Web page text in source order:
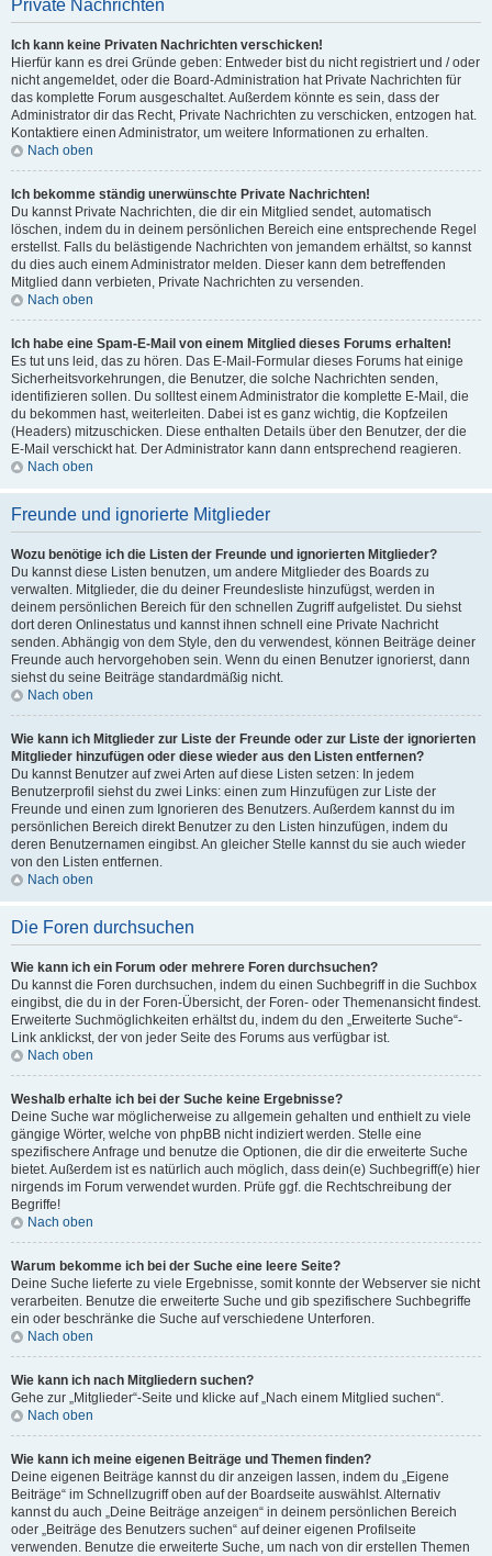
Private Nachrichten
Ich kann keine Privaten Nachrichten verschicken!
Hierfür kann es drei Gründe geben: Entweder bist du nicht registriert und / oder
nicht angemeldet, oder die Board-Administration hat Private Nachrichten für
das komplette Forum ausgeschaltet. Außerdem könnte es sein, dass der
Administrator dir das Recht, Private Nachrichten zu verschicken, entzogen hat.
Kontaktiere einen Administrator, um weitere Informationen zu erhalten.
Nach oben
Ich bekomme ständig unerwünschte Private Nachrichten!
Du kannst Private Nachrichten, die dir ein Mitglied sendet, automatisch
löschen, indem du in deinem persönlichen Bereich eine entsprechende Regel
erstellst. Falls du belästigende Nachrichten von jemandem erhältst, so kannst
du dies auch einem Administrator melden. Dieser kann dem betreffenden
Mitglied dann verbieten, Private Nachrichten zu versenden.
Nach oben
Ich habe eine Spam-E-Mail von einem Mitglied dieses Forums erhalten!
Es tut uns leid, das zu hören. Das E-Mail-Formular dieses Forums hat einige
Sicherheitsvorkehrungen, die Benutzer, die solche Nachrichten senden,
identifizieren sollen. Du solltest einem Administrator die komplette E-Mail, die
du bekommen hast, weiterleiten. Dabei ist es ganz wichtig, die Kopfzeilen
(Headers) mitzuschicken. Diese enthalten Details über den Benutzer, der die
E-Mail verschickt hat. Der Administrator kann dann entsprechend reagieren.
Nach oben
Freunde und ignorierte Mitglieder
Wozu benötige ich die Listen der Freunde und ignorierten Mitglieder?
Du kannst diese Listen benutzen, um andere Mitglieder des Boards zu
verwalten. Mitglieder, die du deiner Freundesliste hinzufügst, werden in
deinem persönlichen Bereich für den schnellen Zugriff aufgelistet. Du siehst
dort deren Onlinestatus und kannst ihnen schnell eine Private Nachricht
senden. Abhängig von dem Style, den du verwendest, können Beiträge deiner
Freunde auch hervorgehoben sein. Wenn du einen Benutzer ignorierst, dann
siehst du seine Beiträge standardmäßig nicht.
Nach oben
Wie kann ich Mitglieder zur Liste der Freunde oder zur Liste der ignorierten
Mitglieder hinzufügen oder diese wieder aus den Listen entfernen?
Du kannst Benutzer auf zwei Arten auf diese Listen setzen: In jedem
Benutzerprofil siehst du zwei Links: einen zum Hinzufügen zur Liste der
Freunde und einen zum Ignorieren des Benutzers. Außerdem kannst du im
persönlichen Bereich direkt Benutzer zu den Listen hinzufügen, indem du
deren Benutzernamen eingibst. An gleicher Stelle kannst du sie auch wieder
von den Listen entfernen.
Nach oben
Die Foren durchsuchen
Wie kann ich ein Forum oder mehrere Foren durchsuchen?
Du kannst die Foren durchsuchen, indem du einen Suchbegriff in die Suchbox
eingibst, die du in der Foren-Übersicht, der Foren- oder Themenansicht findest.
Erweiterte Suchmöglichkeiten erhältst du, indem du den „Erweiterte Suche“-
Link anklickst, der von jeder Seite des Forums aus verfügbar ist.
Nach oben
Weshalb erhalte ich bei der Suche keine Ergebnisse?
Deine Suche war möglicherweise zu allgemein gehalten und enthielt zu viele
gängige Wörter, welche von phpBB nicht indiziert werden. Stelle eine
spezifischere Anfrage und benutze die Optionen, die dir die erweiterte Suche
bietet. Außerdem ist es natürlich auch möglich, dass dein(e) Suchbegriff(e) hier
nirgends im Forum verwendet wurden. Prüfe ggf. die Rechtschreibung der
Begriffe!
Nach oben
Warum bekomme ich bei der Suche eine leere Seite?
Deine Suche lieferte zu viele Ergebnisse, somit konnte der Webserver sie nicht
verarbeiten. Benutze die erweiterte Suche und gib spezifischere Suchbegriffe
ein oder beschränke die Suche auf verschiedene Unterforen.
Nach oben
Wie kann ich nach Mitgliedern suchen?
Gehe zur „Mitglieder“-Seite und klicke auf „Nach einem Mitglied suchen“.
Nach oben
Wie kann ich meine eigenen Beiträge und Themen finden?
Deine eigenen Beiträge kannst du dir anzeigen lassen, indem du „Eigene
Beiträge“ im Schnellzugriff oben auf der Boardseite auswählst. Alternativ
kannst du auch „Deine Beiträge anzeigen“ in deinem persönlichen Bereich
oder „Beiträge des Benutzers suchen“ auf deiner eigenen Profilseite
verwenden. Benutze die erweiterte Suche, um nach von dir erstellen Themen